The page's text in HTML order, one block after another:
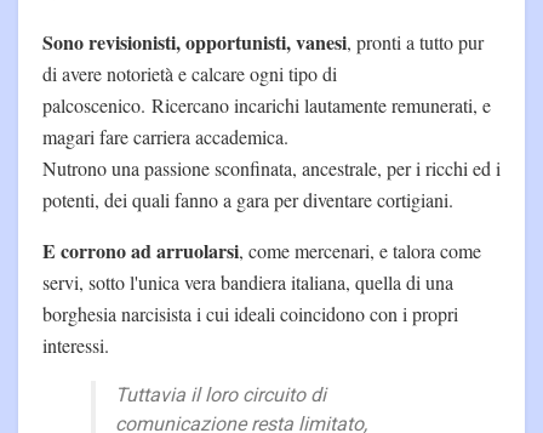
Sono revisionisti, opportunisti, vanesi, pronti a tutto pur
di avere notorietà e calcare ogni tipo di
palcoscenico. Ricercano incarichi lautamente remunerati, e
magari fare carriera accademica.
Nutrono una passione sconfinata, ancestrale, per i ricchi ed i
potenti, dei quali fanno a gara per diventare cortigiani.
E corrono ad arruolarsi, come mercenari, e talora come
servi, sotto l'unica vera bandiera italiana, quella di una
borghesia narcisista i cui ideali coincidono con i propri
interessi.
Tuttavia il loro circuito di
comunicazione resta limitato,